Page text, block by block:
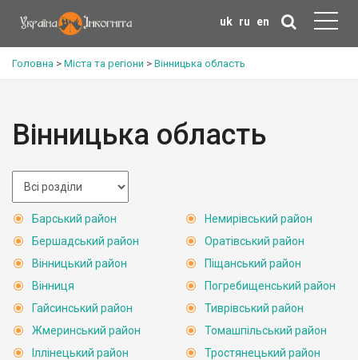
uk ru en
Головна > Міста та регіони > Вінницька область
Вінницька область
Барський район
Бершадський район
Вінницький район
Вінниця
Гайсинський район
Жмеринський район
Іллінецький район
Немирівський район
Оратівський район
Піщанський район
Погребищенський район
Тиврівський район
Томашпільський район
Тростянецький район